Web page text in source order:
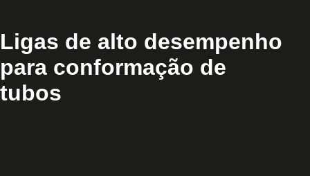
Ligas de alto desempenho
para conformação de
tubos